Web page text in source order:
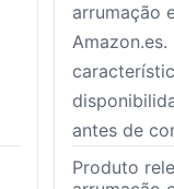
arrumação
antes de
Produto